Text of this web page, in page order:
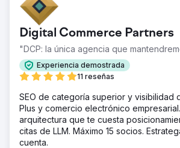
Digital Commerce Partners
"DCP: la única agencia que
Experiencia demostrada
11 reseñas
SEO de categoría superior y visibilidad
Plus y comercio electrónico
arquitectura que te cuesta
citas de LLM. Máximo 15 socios.
cuenta.